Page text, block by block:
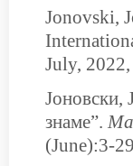
Jonovski,
July, 2022,
Јоновски,
знаме”.
(June):3-